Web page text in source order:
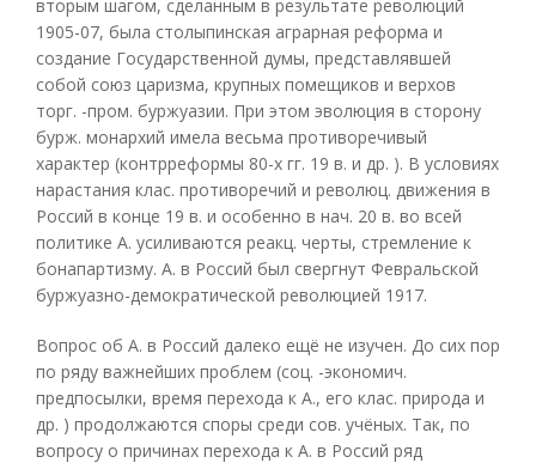
вторым шагом, сделанным в результате революций
1905-07, была столыпинская аграрная реформа и
создание Государственной думы, представлявшей
собой союз царизма, крупных помещиков и верхов
торг. -пром. буржуазии. При этом эволюция в сторону
бурж. монархий имела весьма противоречивый
характер (контрреформы 80-х гг. 19 в. и др. ). В условиях
нарастания клас. противоречий и революц. движения в
Россий в конце 19 в. и особенно в нач. 20 в. во всей
политике А. усиливаются реакц. черты, стремление к
бонапартизму. А. в Россий был свергнут Февральской
буржуазно-демократической революцией 1917.
Вопрос об А. в Россий далеко ещё не изучен. До сих пор
по ряду важнейших проблем (соц. -экономич.
предпосылки, время перехода к А., его клас. природа и
др. ) продолжаются споры среди сов. учёных. Так, по
вопросу о причинах перехода к А. в Россий ряд